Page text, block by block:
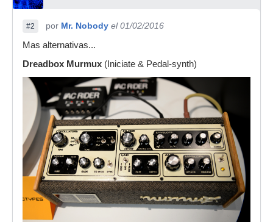
#2 por Mr. Nobody el 01/02/2016
Mas alternativas...
Dreadbox Murmux (Iniciate & Pedal-synth)